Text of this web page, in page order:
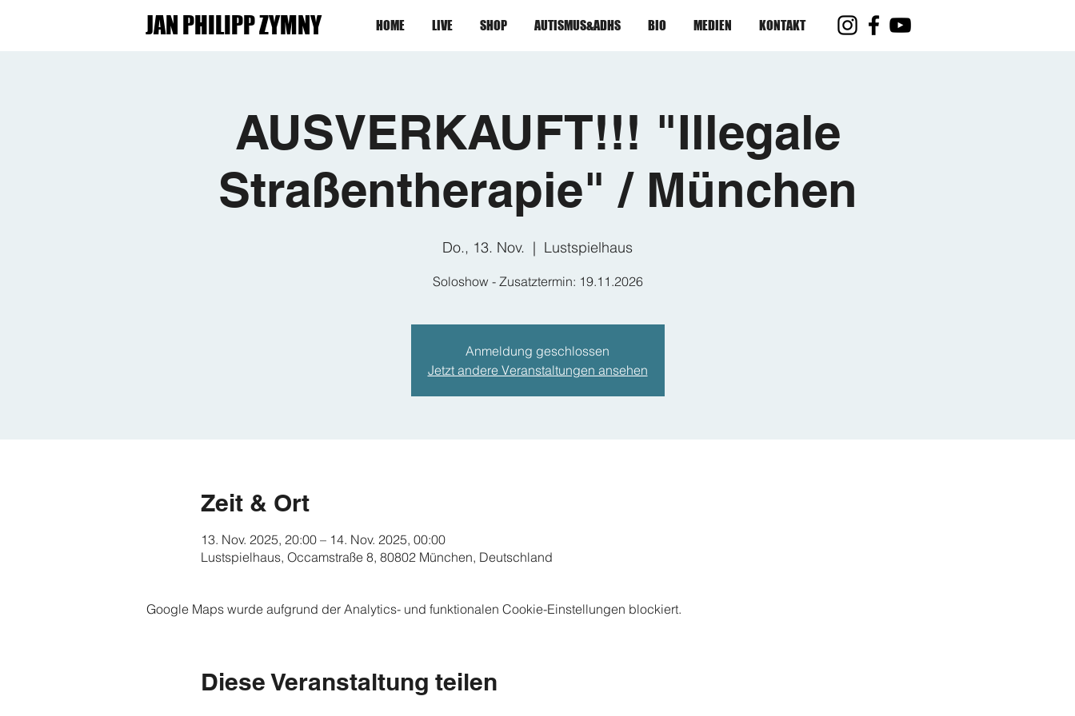
JAN PHILIPP ZYMNY HOME LIVE SHOP AUTISMUS&ADHS BIO MEDIEN KONTAKT
AUSVERKAUFT!!! "Illegale
Straßentherapie" / München
Do., 13. Nov.
  |
Lustspielhaus
Soloshow - Zusatztermin: 19.11.2026
Anmeldung geschlossen
Jetzt andere Veranstaltungen ansehen
Zeit & Ort
13. Nov. 2025, 20:00 – 14. Nov. 2025, 00:00
Lustspielhaus, Occamstraße 8, 80802 München, Deutschland
Google Maps wurde aufgrund der Analytics- und funktionalen Cookie-Einstellungen blockiert.
Diese Veranstaltung teilen